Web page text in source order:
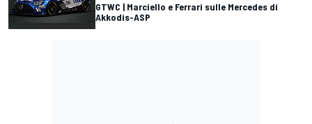
GTWC | Marciello e Ferrari sulle Mercedes di
Akkodis-ASP